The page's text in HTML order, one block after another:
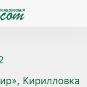
Кирилловка